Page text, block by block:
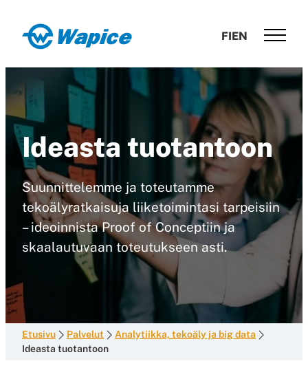
suoraan
sisältöön
Wapice
development
with
to-
end
competence
FIEN
Ideasta tuotantoon
Suunnittelemme ja toteutamme
tekoälyratkaisuja liiketoimintasi tarpeisiin
– ideoinnista Proof of Conceptiin ja
skaalautuvaan toteutukseen asti.
Etusivu Palvelut
Analytiikka, tekoäly ja big data
Ideasta tuotantoon